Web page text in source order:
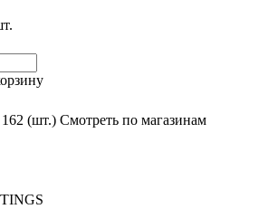
(шт.) Смотреть по магазинам